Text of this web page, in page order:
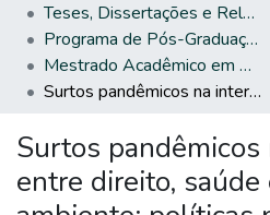
Teses, Dissertações e Relatórios defendidos na UCS
Programa de Pós-Graduação em Direito
Mestrado Acadêmico em Direito
Surtos pandêmicos na interface entre direito, saúde e meio ambiente: políticas públicas e o princípio da precaução
Surtos
entre direito, saúde